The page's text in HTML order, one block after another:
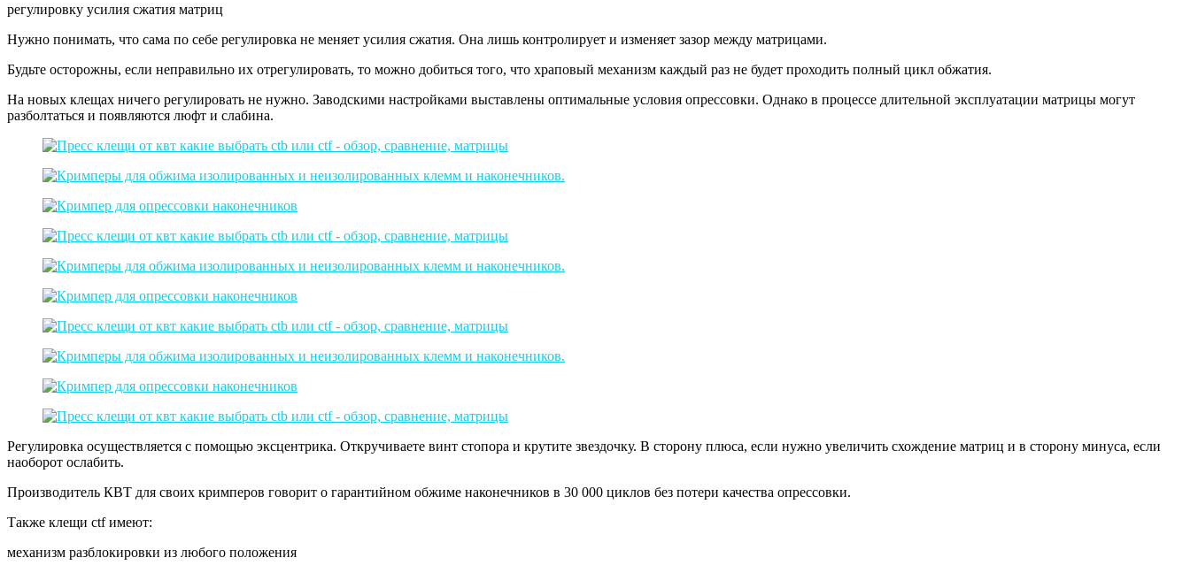
регулировку усилия сжатия матриц
Нужно понимать, что сама по себе регулировка не меняет усилия сжатия. Она лишь контролирует и изменяет зазор между матрицами.
Будьте осторожны, если неправильно их отрегулировать, то можно добиться того, что храповый механизм каждый раз не будет проходить полный цикл обжатия.
На новых клещах ничего регулировать не нужно. Заводскими настройками выставлены оптимальные условия опрессовки. Однако в процессе длительной эксплуатации матрицы могут
разболтаться и появляются люфт и слабина.
Регулировка осуществляется с помощью эксцентрика. Откручиваете винт стопора и крутите звездочку. В сторону плюса, если нужно увеличить схождение матриц и в сторону минуса, если
наоборот ослабить.
Производитель КВТ для своих кримперов говорит о гарантийном обжиме наконечников в 30 000 циклов без потери качества опрессовки.
Также клещи ctf имеют:
механизм разблокировки из любого положения